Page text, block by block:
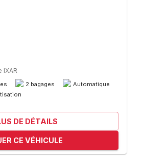
IXAR
2 bagages
Automatique
DE DÉTAILS
CE VÉHICULE